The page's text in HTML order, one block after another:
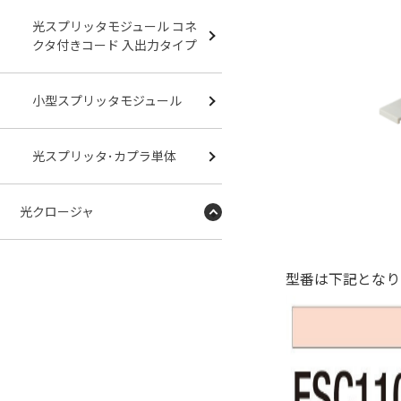
型番は下記とな
光スプリッタモジュール コネ
クタ付きコード 入出力タイプ
小型スプリッタモジュール
光スプリッタ･カプラ単体
光クロージャ